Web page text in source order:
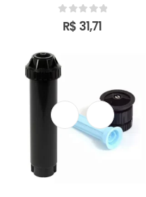
0out of 5
R$ 31,71